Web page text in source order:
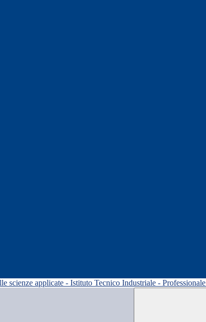
scienze applicate - Istituto Tecnico Industriale - Professionale